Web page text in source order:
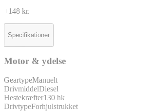
+148 kr.
Specifikationer
Motor & ydelse
GeartypeManuelt
DrivmiddelDiesel
Hestekræfter130 hk
DrivtypeForhjulstrukket